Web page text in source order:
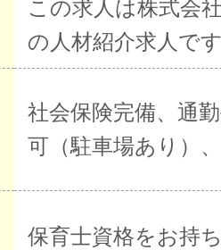
この求人は株式会
の人材紹介求人で
社会保険完備、通
可（駐車場あり）
保育士資格をお持